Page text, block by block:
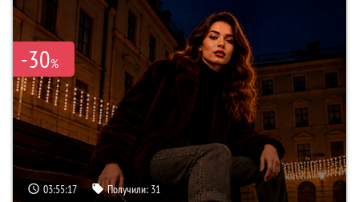
-30%
03:55:16 Получили: 31